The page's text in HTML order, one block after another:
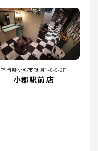
福岡県小郡市祇園1-8-9-2F
小郡駅前店